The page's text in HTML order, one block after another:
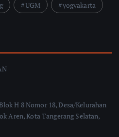
UGM yogyakarta
H 8 Nomor 18, Desa/Kelurahan
Aren, Kota Tangerang Selatan,